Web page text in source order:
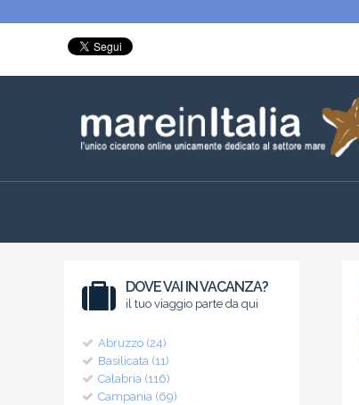
DOVE VAI IN VACANZA?
il tuo viaggio parte da qui
Abruzzo (24)
Basilicata (11)
Calabria (116)
Campania (69)